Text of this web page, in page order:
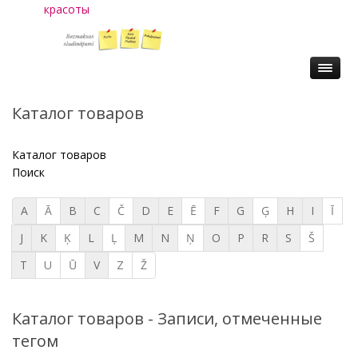
красоты
Каталог товаров
Каталог товаров
Поиск
A Ā B C Č D E Ē F G Ģ H I
Ī
J
K Ķ L Ļ M N Ņ O P R S
Š
T
U Ū V Z Ž
Каталог товаров - Записи, отмеченные
тегом